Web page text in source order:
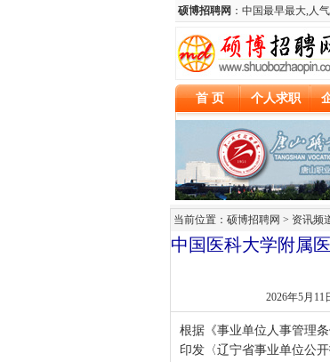
当前位置：硕博招聘网 > 资讯频
中国医科大学附属
2026年5月
根据《事业单位人事管理
印发〈辽宁省事业单位公